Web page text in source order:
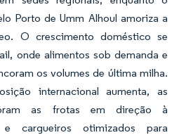
Porto de Umm Alhoul amoriza a
O crescimento doméstico se
onde alimentos sob demanda e
os volumes de última milha.
internacional aumenta, as
as frotas em direção à
cargueiros otimizados para